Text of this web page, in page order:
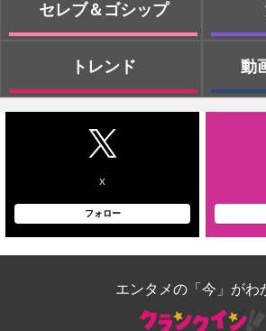
セレブ＆ゴシップ
トレンド 動
X
フォロー
エンタメの「今」がわ